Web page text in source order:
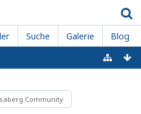
Suche Galerie Blog
Community